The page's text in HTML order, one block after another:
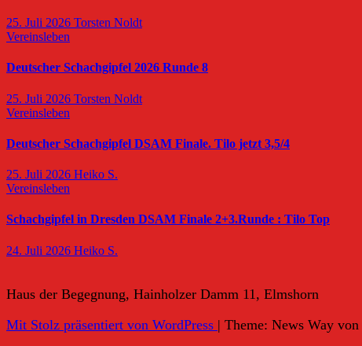
25. Juli 2026 Torsten Noldt
Vereinsleben
Deutscher Schachgipfel 2026 Runde 8
25. Juli 2026 Torsten Noldt
Vereinsleben
Deutscher Schachgipfel DSAM Finale. Tilo jetzt 3,5/4
25. Juli 2026 Heiko S.
Vereinsleben
Schachgipfel in Dresden DSAM Finale 2+3.Runde : Tilo Top
24. Juli 2026 Heiko S.
Haus der Begegnung, Hainholzer Damm 11, Elmshorn
Mit Stolz präsentiert von WordPress | Theme: News Way von